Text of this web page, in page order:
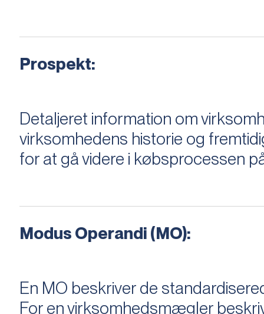
Prospekt:
Detaljeret information om
virksomhedens historie og
for at gå videre i købsprocessen
Modus Operandi (MO):
En MO beskriver de
For en virksomhedsmægler